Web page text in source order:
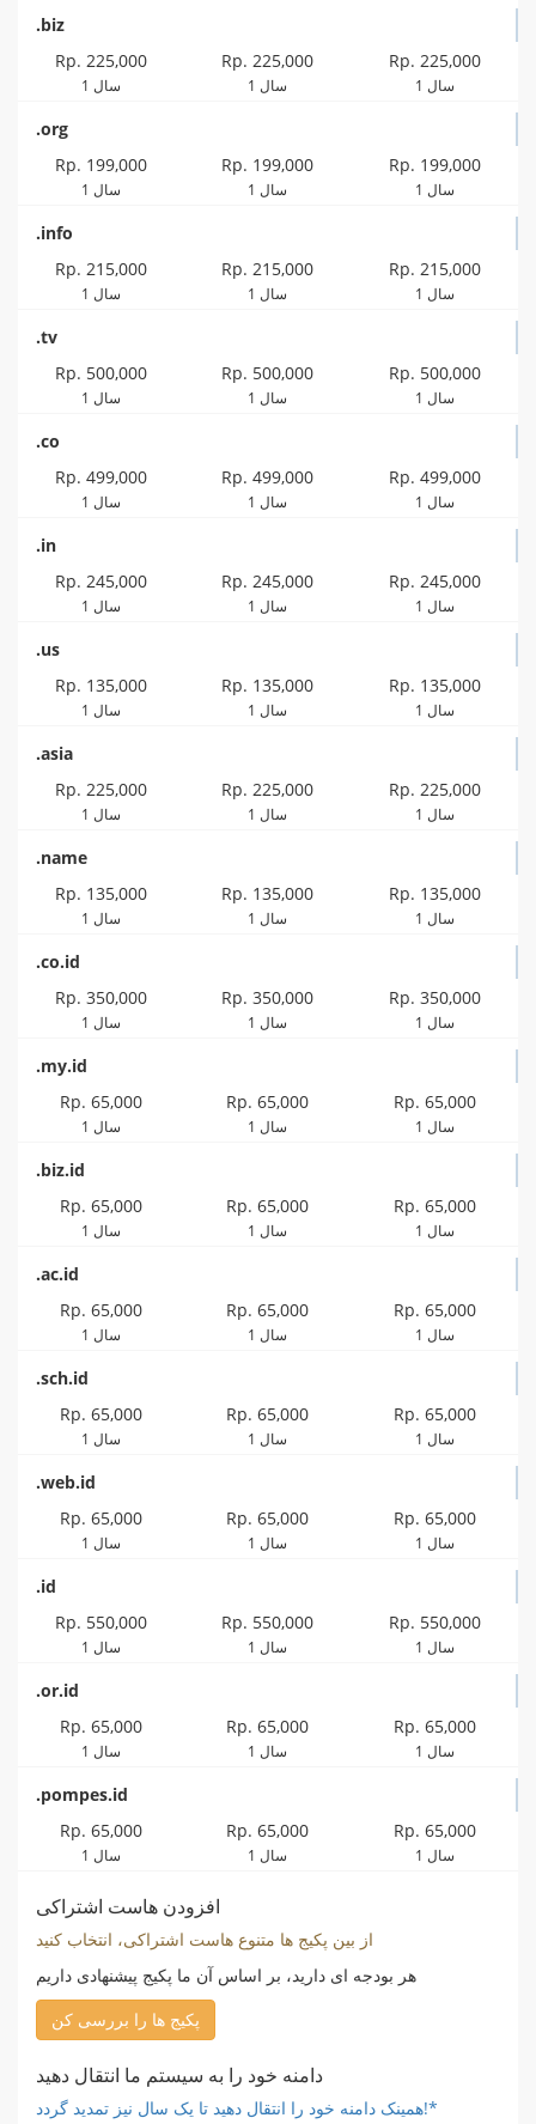
.biz
Rp. 225,000
1 سال
Rp. 225,000
1 سال
Rp. 225,000
1 سال
.org
Rp. 199,000
1 سال
Rp. 199,000
1 سال
Rp. 199,000
1 سال
.info
Rp. 215,000
1 سال
Rp. 215,000
1 سال
Rp. 215,000
1 سال
.tv
Rp. 500,000
1 سال
Rp. 500,000
1 سال
Rp. 500,000
1 سال
.co
Rp. 499,000
1 سال
Rp. 499,000
1 سال
Rp. 499,000
1 سال
.in
Rp. 245,000
1 سال
Rp. 245,000
1 سال
Rp. 245,000
1 سال
.us
Rp. 135,000
1 سال
Rp. 135,000
1 سال
Rp. 135,000
1 سال
.asia
Rp. 225,000
1 سال
Rp. 225,000
1 سال
Rp. 225,000
1 سال
.name
Rp. 135,000
1 سال
Rp. 135,000
1 سال
Rp. 135,000
1 سال
.co.id
Rp. 350,000
1 سال
Rp. 350,000
1 سال
Rp. 350,000
1 سال
.my.id
Rp. 65,000
1 سال
Rp. 65,000
1 سال
Rp. 65,000
1 سال
.biz.id
Rp. 65,000
1 سال
Rp. 65,000
1 سال
Rp. 65,000
1 سال
.ac.id
Rp. 65,000
1 سال
Rp. 65,000
1 سال
Rp. 65,000
1 سال
.sch.id
Rp. 65,000
1 سال
Rp. 65,000
1 سال
Rp. 65,000
1 سال
.web.id
Rp. 65,000
1 سال
Rp. 65,000
1 سال
Rp. 65,000
1 سال
.id
Rp. 550,000
1 سال
Rp. 550,000
1 سال
Rp. 550,000
1 سال
.or.id
Rp. 65,000
1 سال
Rp. 65,000
1 سال
Rp. 65,000
1 سال
.pompes.id
Rp. 65,000
1 سال
Rp. 65,000
1 سال
Rp. 65,000
1 سال
افزودن هاست اشتراکی
از بین پکیج ها متنوع هاست اشتراکی، انتخاب کنید
هر بودجه ای دارید، بر اساس آن ما پکیج پیشنهادی داریم
پکیج ها را بررسی کن
دامنه خود را به سیستم ما انتقال دهید
همینک دامنه خود را انتقال دهید تا یک سال نیز تمدید گردد!*